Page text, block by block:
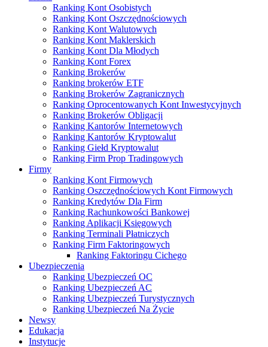
Ranking Kont Osobistych
Ranking Kont Oszczędnościowych
Ranking Kont Walutowych
Ranking Kont Maklerskich
Ranking Kont Dla Młodych
Ranking Kont Forex
Ranking Brokerów
Ranking brokerów ETF
Ranking Brokerów Zagranicznych
Ranking Oprocentowanych Kont Inwestycyjnych
Ranking Brokerów Obligacji
Ranking Kantorów Internetowych
Ranking Kantorów Kryptowalut
Ranking Giełd Kryptowalut
Ranking Firm Prop Tradingowych
Firmy
Ranking Kont Firmowych
Ranking Oszczędnościowych Kont Firmowych
Ranking Kredytów Dla Firm
Ranking Rachunkowości Bankowej
Ranking Aplikacji Księgowych
Ranking Terminali Płatniczych
Ranking Firm Faktoringowych
Ranking Faktoringu Cichego
Ubezpieczenia
Ranking Ubezpieczeń OC
Ranking Ubezpieczeń AC
Ranking Ubezpieczeń Turystycznych
Ranking Ubezpieczeń Na Życie
Newsy
Edukacja
Instytucje